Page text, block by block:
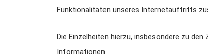
Funktionalitäten unseres Internetauftritts
Die Einzelheiten hierzu, insbesondere zu
Informationen.